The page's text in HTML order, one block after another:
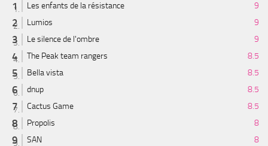
Les enfants de la résistance
9
Lumios
9
Le silence de l'ombre
9
The Peak team rangers
8.5
Bella vista
8.5
dnup
8.5
Cactus Game
8.5
Propolis
8
SAN
8